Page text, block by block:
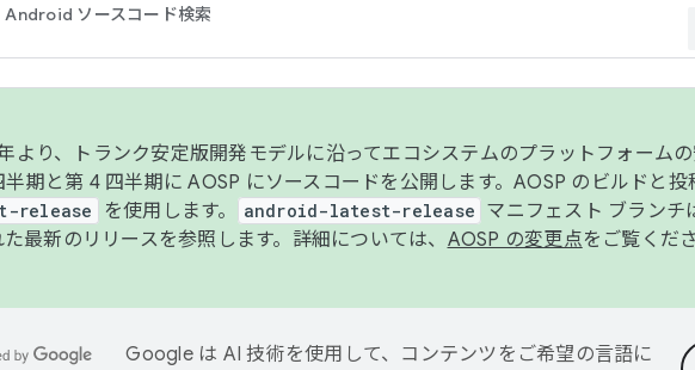
Android ソースコード検索
より、トランク安定版開発モデルに沿ってエコシステムのプラットフォーム
半期と第 4 四半期に AOSP にソースコードを公開します。AOSP のビルドと投
release を使用します。 android-latest-release マニフェスト ブランチ
最新のリリースを参照します。詳細については、 AOSP の変更点をご覧くだ
Google は AI 技術を使用して、コンテンツをご希望の言語に